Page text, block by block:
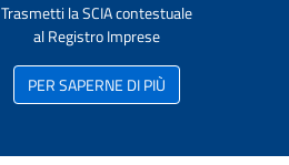
Trasmetti la SCIA contestuale
al Registro Imprese
PER SAPERNE DI PIÙ